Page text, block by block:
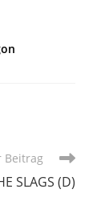
Beitrag
SLAGS (D)